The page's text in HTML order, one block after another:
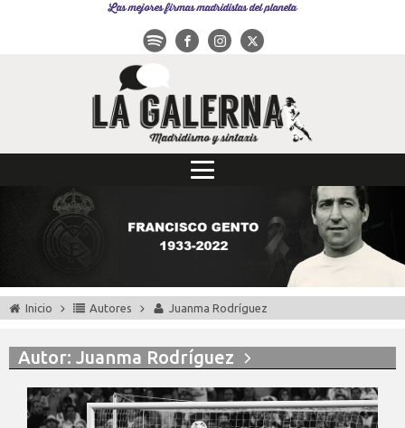
Las mejores firmas madridistas del planeta
Inicio Autores Juanma Rodríguez
Autor: Juanma Rodríguez